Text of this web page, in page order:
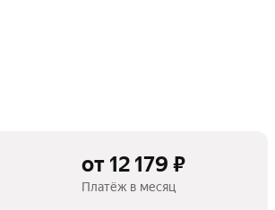
от 12 179 ₽
Платёж в месяц